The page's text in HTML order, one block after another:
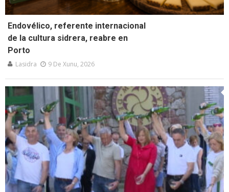
Endovélico, referente internacional
de la cultura sidrera, reabre en
Porto
Lasidra 9 De Xunu, 2026